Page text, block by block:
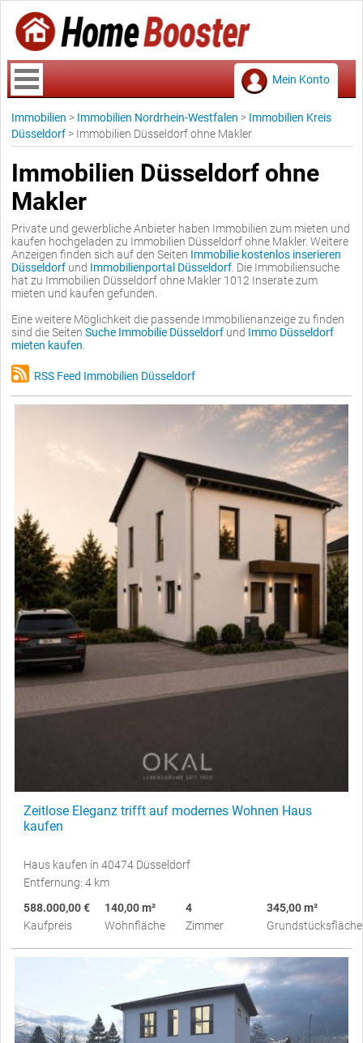
Mein Konto
Immobilien > Immobilien Nordrhein-Westfalen > Immobilien Kreis
Düsseldorf > Immobilien Düsseldorf ohne Makler
Immobilien Düsseldorf ohne
Makler
Private und gewerbliche Anbieter haben Immobilien zum mieten und
kaufen hochgeladen zu Immobilien Düsseldorf ohne Makler. Weitere
Anzeigen finden sich auf den Seiten Immobilie kostenlos inserieren
Düsseldorf und Immobilienportal Düsseldorf . Die Immobiliensuche
hat zu Immobilien Düsseldorf ohne Makler 1012 Inserate zum
mieten und kaufen gefunden.
Eine weitere Möglichkeit die passende Immobilienanzeige zu finden
sind die Seiten Suche Immobilie Düsseldorf und Immo Düsseldorf
mieten kaufen
RSS Feed Immobilien Düsseldorf
Zeitlose Eleganz trifft auf modernes Wohnen Haus
kaufen
Haus kaufen in 40474 Düsseldorf
Entfernung: 4 km
588.000,00 €
Kaufpreis
140,00 m²
Wohnfläche
4
Zimmer
345,00 m²
Grundstücksfläche